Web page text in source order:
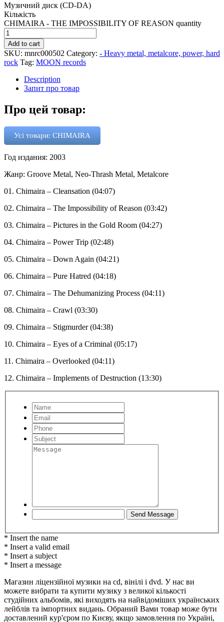
Музичний диск (CD-DA)
Кількість
CHIMAIRA - THE IMPOSSIBILITY OF REASON quantity
Add to cart
SKU: mnrc000502 Category: - Heavy metal, metalcore, power, hard
rock Tag: MOON records
Description
Запит про товар
Про цей товар:
Усі товари: CHIMAIRA
Год издания: 2003
Жанр: Groove Metal, Neo-Thrash Metal, Metalcore
01. Chimaira – Cleansation (04:07)
02. Chimaira – The Impossibility of Reason (03:42)
03. Chimaira – Pictures in the Gold Room (04:27)
04. Chimaira – Power Trip (02:48)
05. Chimaira – Down Again (04:21)
06. Chimaira – Pure Hatred (04:18)
07. Chimaira – The Dehumanizing Process (04:11)
08. Chimaira – Crawl (03:30)
09. Chimaira – Stigmurder (04:38)
10. Chimaira – Eyes of a Criminal (05:17)
11. Chimaira – Overlooked (04:11)
12. Chimaira – Implements of Destruction (13:30)
* Insert the name
* Insert a valid email
* Insert a subject
* Insert a message
Магазин ліцензійної музики на cd, вінілі і dvd. У нас ви
можете вибрати та купити музику з великої кількості
студійних альбомів, які виходять на найвідоміших українських
лейблів та імпортних видань. Обраний Вами товар може бути
доставлений кур'єром по Києву, якщо замовлення по Україні,